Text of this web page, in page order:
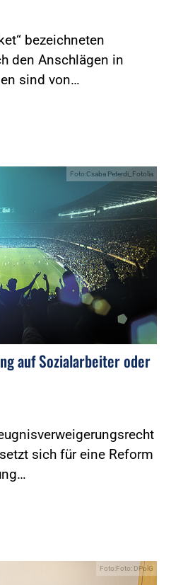
bezeichneten
den Anschlägen in
sind von…
Foto:Csaba Peterdi_Fotolia
auf Sozialarbeiter oder
sich für eine Reform
Foto:Foto: DPolG